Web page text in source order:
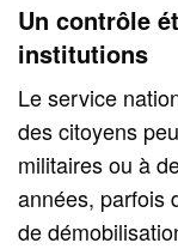
Un contrôle
institutions
Le service
des citoyens
militaires ou à
années, parfois
de